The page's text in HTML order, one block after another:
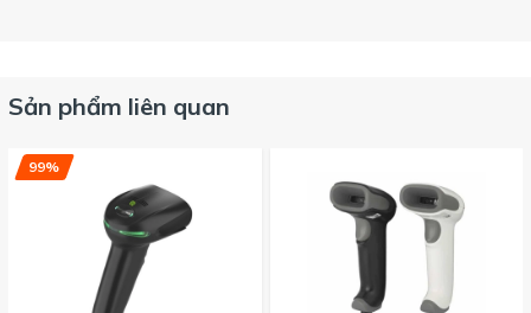
Sản phẩm liên quan
99%